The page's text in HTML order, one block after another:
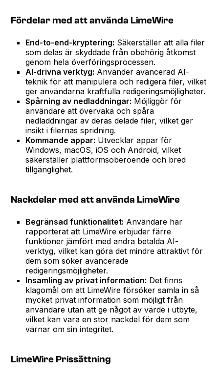
Fördelar med att använda LimeWire
End-to-end-kryptering: Säkerställer att alla filer
som delas är skyddade från obehörig åtkomst
genom hela överföringsprocessen.
AI-drivna verktyg: Använder avancerad AI-
teknik för att manipulera och redigera filer, vilket
ger användarna kraftfulla redigeringsmöjligheter.
Spårning av nedladdningar: Möjliggör för
användare att övervaka och spåra
nedladdningar av deras delade filer, vilket ger
insikt i filernas spridning.
Kommande appar: Utvecklar appar för
Windows, macOS, iOS och Android, vilket
säkerställer plattformsoberoende och bred
tillgänglighet.
Nackdelar med att använda LimeWire
Begränsad funktionalitet: Användare har
rapporterat att LimeWire erbjuder färre
funktioner jämfört med andra betalda AI-
verktyg, vilket kan göra det mindre attraktivt för
dem som söker avancerade
redigeringsmöjligheter.
Insamling av privat information: Det finns
klagomål om att LimeWire försöker samla in så
mycket privat information som möjligt från
användare utan att ge något av värde i utbyte,
vilket kan vara en stor nackdel för dem som
värnar om sin integritet.
LimeWire Prissättning